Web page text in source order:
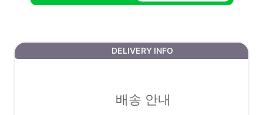
DELIVERY INFO
배송 안내